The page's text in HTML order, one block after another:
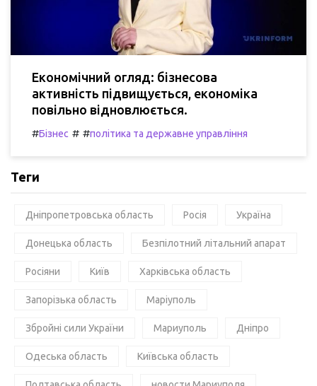
Економічний огляд: бізнесова
активність підвищується, економіка
повільно відновлюється.
#Бізнес # #політика та державне управління
Теги
Дніпропетровська область Росія Україна
Донецька область Безпілотний літальний апарат
Росіяни Київ Харківська область
Запорізька область Маріуполь
Збройні сили України Мариуполь Дніпро
Одеська область Київська область